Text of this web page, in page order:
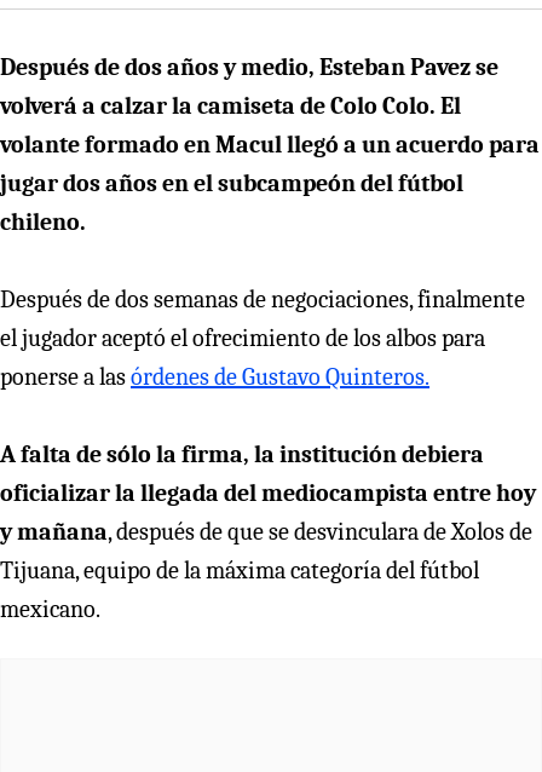
Después de dos años y medio, Esteban Pavez se
volverá a calzar la camiseta de Colo Colo. El
volante formado en Macul llegó a un acuerdo para
jugar dos años en el subcampeón del fútbol
chileno.
Después de dos semanas de negociaciones, finalmente
el jugador aceptó el ofrecimiento de los albos para
ponerse a lasórdenes de Gustavo Quinteros.
A falta de sólo la firma, la institución debiera
oficializar la llegada del mediocampista entre hoy
y mañana, después de que se desvinculara de Xolos de
Tijuana, equipo de la máxima categoría del fútbol
mexicano.